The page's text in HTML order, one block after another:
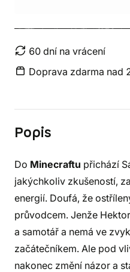
60 dní na vrácení
Doprava zdarma nad
Popis
Do Minecraftu přichází
jakýchkoliv zkušeností,
energií. Doufá, že
průvodcem. Jenže
a samotář a nemá ve
začátečníkem. Ale pod
nakonec změní názor a